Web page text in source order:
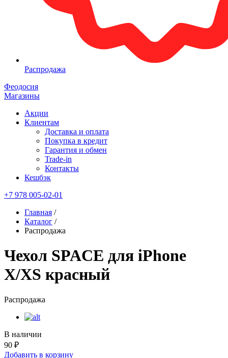
Распродажа
Феодосия
Магазины
Акции
Клиентам
Доставка и оплата
Покупка в кредит
Гарантия и обмен
Trade-in
Контакты
Кешбэк
+7 978 005-02-01
Главная /
Каталог /
Распродажа
Чехол SPACE для iPhone
X/XS красный
Распродажа
В наличии
90 ₽
Добавить в корзину